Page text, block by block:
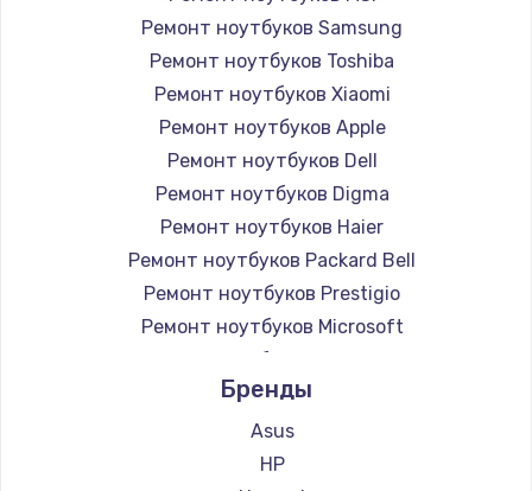
Ремонт ноутбуков Samsung
Ремонт ноутбуков Toshiba
Ремонт ноутбуков Xiaomi
Ремонт ноутбуков Apple
Ремонт ноутбуков Dell
Ремонт ноутбуков Digma
Ремонт ноутбуков Haier
Ремонт ноутбуков Packard Bell
Ремонт ноутбуков Prestigio
Ремонт ноутбуков Microsoft
Ремонт ноутбуков Alienware
Ремонт ноутбуков Aquarius
Ремонт ноутбуков Gigabyte
Ремонт ноутбуков Aorus
Бренды
Asus
HP